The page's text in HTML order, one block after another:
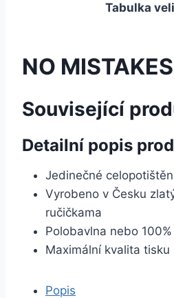
Tabulka
NO MISTAKES
Související
Detailní popis
Jedinečné
Vyrobeno v Česku
ručičkama
Polobavlna nebo
Maximální kvalita tisku
Popis